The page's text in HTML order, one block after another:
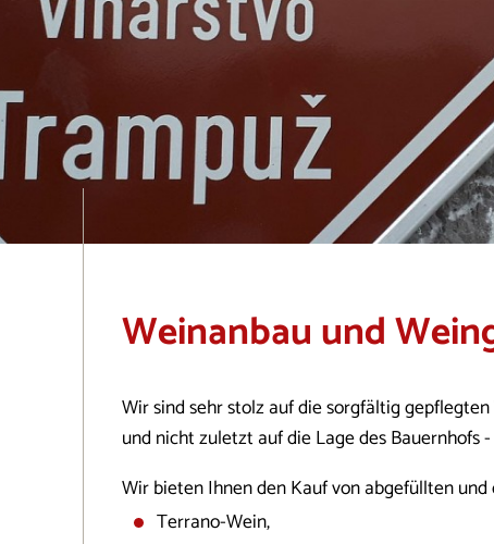
Weinanbau und
Wir sind sehr stolz auf die sorgfältig
und nicht zuletzt auf die Lage des
Wir bieten Ihnen den Kauf von abgefüllten
Terrano-Wein,